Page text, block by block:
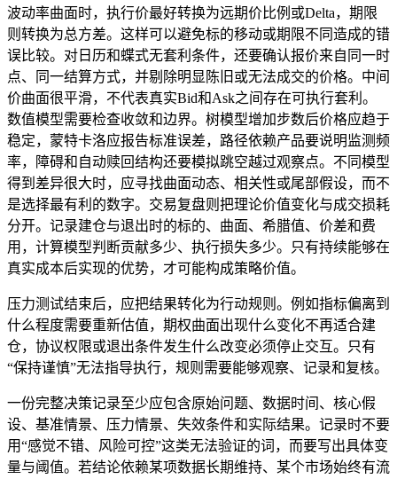
波动率曲面时，执行价最好转换为远期价比例或Delta，期限
则转换为总方差。这样可以避免标的移动或期限不同造成的错
误比较。对日历和蝶式无套利条件，还要确认报价来自同一时
点、同一结算方式，并剔除明显陈旧或无法成交的价格。中间
价曲面很平滑，不代表真实Bid和Ask之间存在可执行套利。
数值模型需要检查收敛和边界。树模型增加步数后价格应趋于
稳定，蒙特卡洛应报告标准误差，路径依赖产品要说明监测频
率，障碍和自动赎回结构还要模拟跳空越过观察点。不同模型
得到差异很大时，应寻找曲面动态、相关性或尾部假设，而不
是选择最有利的数字。交易复盘则把理论价值变化与成交损耗
分开。记录建仓与退出时的标的、曲面、希腊值、价差和费
用，计算模型判断贡献多少、执行损失多少。只有持续能够在
真实成本后实现的优势，才可能构成策略价值。
压力测试结束后，应把结果转化为行动规则。例如指标偏离到
什么程度需要重新估值，期权曲面出现什么变化不再适合建
仓，协议权限或退出条件发生什么改变必须停止交互。只有
“保持谨慎”无法指导执行，规则需要能够观察、记录和复核。
一份完整决策记录至少应包含原始问题、数据时间、核心假
设、基准情景、压力情景、失效条件和实际结果。记录时不要
用“感觉不错、风险可控”这类无法验证的词，而要写出具体变
量与阈值。若结论依赖某项数据长期维持、某个市场始终有流